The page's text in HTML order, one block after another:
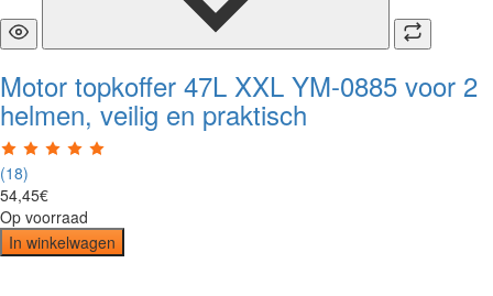
Motor topkoffer 47L XXL YM-0885 voor 2
helmen, veilig en praktisch
(18)
54,45€
Op voorraad
In winkelwagen